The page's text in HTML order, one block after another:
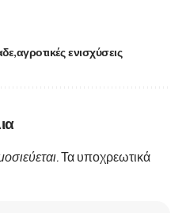
αγροτικές ενισχύσεις
Τα υποχρεωτικά